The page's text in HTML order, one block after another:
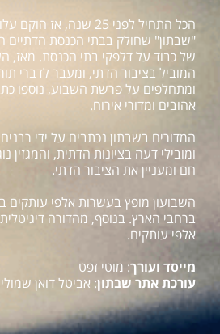
הכל התחיל לפני 25 שנה,
"שבתון" שחולק בבתי הכנסת הדתיים
של כבוד על דלפקי בתי הכנסת. מאז,
המוביל בציבור הדתי, ומעבר לדברי
ומתחלפים על פרשת השבוע, נוספו
אהובים ומדורי אירוח.
המדורים בשבתון נכתבים על ידי
ומובילי דעה בציונות הדתית,
חם ומעניין את הציבור הדתי.
ברחבי הארץ. בנוסף, מהדורה
אלפי עותקים.
מייסד ועורך: מוטי זפט
עורכת אתר שבתון: אביטל דואן שמולי